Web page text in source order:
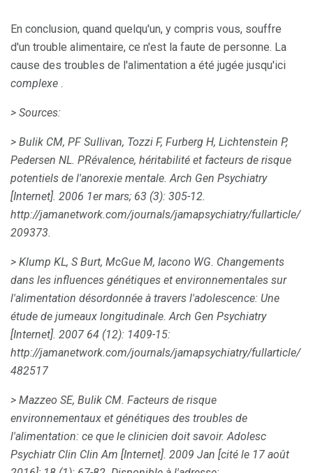
En conclusion, quand quelqu'un, y compris vous, souffre
d'un trouble alimentaire, ce n'est la faute de personne. La
cause des troubles de l'alimentation a été jugée jusqu'ici
complexe .
> Sources:
> Bulik CM, PF Sullivan, Tozzi F, Furberg H, Lichtenstein P,
Pedersen NL. PRévalence, héritabilité et facteurs de risque
potentiels de l'anorexie mentale. Arch Gen Psychiatry
[Internet]. 2006 1er mars; 63 (3): 305-12.
http://jamanetwork.com/journals/jamapsychiatry/fullarticle/
209373.
> Klump KL, S Burt, McGue M, Iacono WG. Changements
dans les influences génétiques et environnementales sur
l'alimentation désordonnée à travers l'adolescence: Une
étude de jumeaux longitudinale. Arch Gen Psychiatry
[Internet]. 2007 64 (12): 1409-15:
http://jamanetwork.com/journals/jamapsychiatry/fullarticle/
482517
> Mazzeo SE, Bulik CM. Facteurs de risque
environnementaux et génétiques des troubles de
l'alimentation: ce que le clinicien doit savoir. Adolesc
Psychiatr Clin Clin Am [Internet]. 2009 Jan [cité le 17 août